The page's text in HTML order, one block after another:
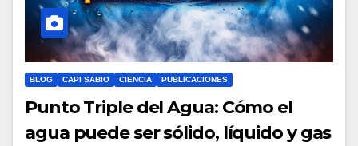
BLOG CAPI SABIO CIENCIA PUBLICACIONES
Punto Triple del Agua: Cómo el
agua puede ser sólido, líquido y gas